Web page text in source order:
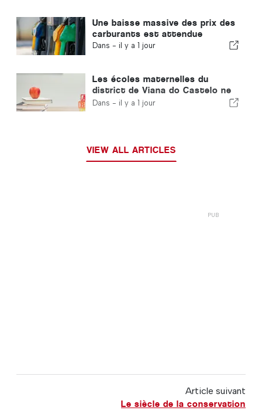
Une baisse massive des prix des
carburants est attendue
Dans - il y a 1 jour
Les écoles maternelles du
district de Viana do Castelo ne
fermeront pas au Portugal
Dans - il y a 1 jour
VIEW ALL ARTICLES
Article suivant
Le siècle de la conservation